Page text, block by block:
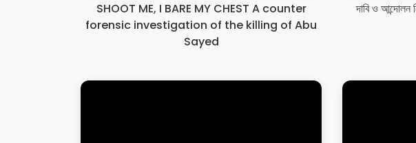
SHOOT ME, I BARE MY CHEST A counter
forensic investigation of the killing of Abu
Sayed
দাবি ও আন্দোলন